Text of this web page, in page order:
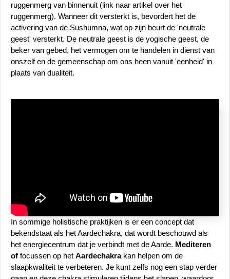
ruggenmerg van binnenuit (link naar artikel over het
ruggenmerg). Wanneer dit versterkt is, bevordert het de
activering van de Sushumna, wat op zijn beurt de 'neutrale
geest' versterkt. De neutrale geest is de yogische geest, de
beker van gebed, het vermogen om te handelen in dienst van
onszelf en de gemeenschap om ons heen vanuit 'eenheid' in
plaats van dualiteit.
In sommige holistische praktijken is er een concept dat
bekendstaat als het Aardechakra, dat wordt beschouwd als
het energiecentrum dat je verbindt met de Aarde. Mediteren
of focussen op het Aardechakra kan helpen om de
slaapkwaliteit te verbeteren. Je kunt zelfs nog een stap verder